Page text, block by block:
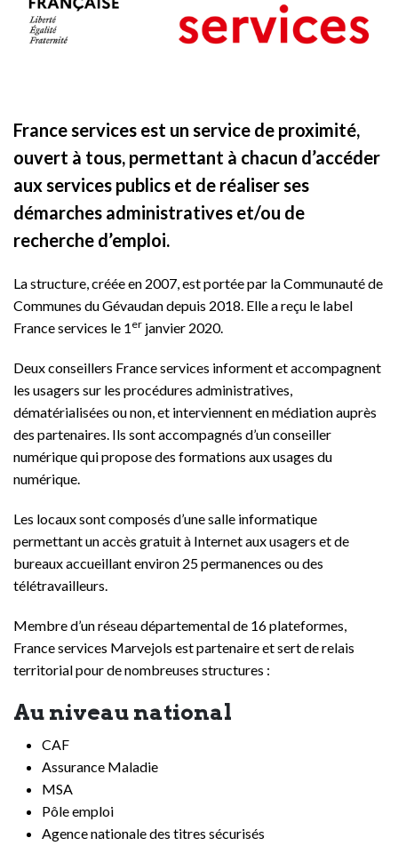
France services est un service de proximité,
ouvert à tous, permettant à chacun d’accéder
aux services publics et de réaliser ses
démarches administratives et/ou de
recherche d’emploi.
La structure, créée en 2007, est portée par la Communauté de
Communes du Gévaudan depuis 2018. Elle a reçu le label
France services le 1 er janvier 2020.
Deux conseillers France services informent et accompagnent
les usagers sur les procédures administratives,
dématérialisées ou non, et interviennent en médiation auprès
des partenaires. Ils sont accompagnés d’un conseiller
numérique qui propose des formations aux usages du
numérique.
Les locaux sont composés d’une salle informatique
permettant un accès gratuit à Internet aux usagers et de
bureaux accueillant environ 25 permanences ou des
télétravailleurs.
Membre d’un réseau départemental de 16 plateformes,
France services Marvejols est partenaire et sert de relais
territorial pour de nombreuses structures :
Au niveau national
CAF
Assurance Maladie
MSA
Pôle emploi
Agence nationale des titres sécurisés